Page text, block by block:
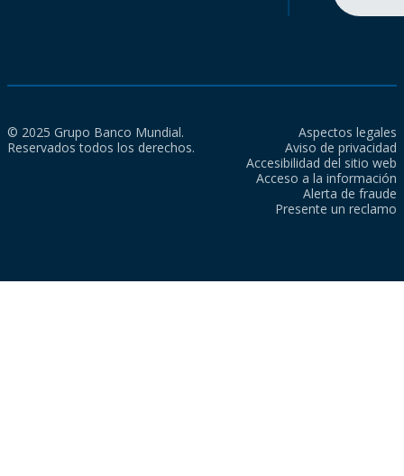
© 2025 Grupo Banco Mundial.
Reservados todos los derechos.
Aspectos legales
Aviso de privacidad
Accesibilidad del sitio web
Acceso a la información
Alerta de fraude
Presente un reclamo